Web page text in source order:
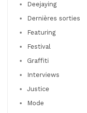
Deejaying
Dernières sorties
Featuring
Festival
Graffiti
Interviews
Justice
Mode